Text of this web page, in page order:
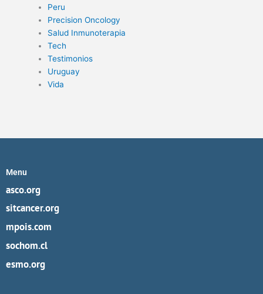
Peru
Precision Oncology
Salud Inmunoterapia
Tech
Testimonios
Uruguay
Vida
Menu
asco.org
sitcancer.org
mpois.com
sochom.cl
esmo.org